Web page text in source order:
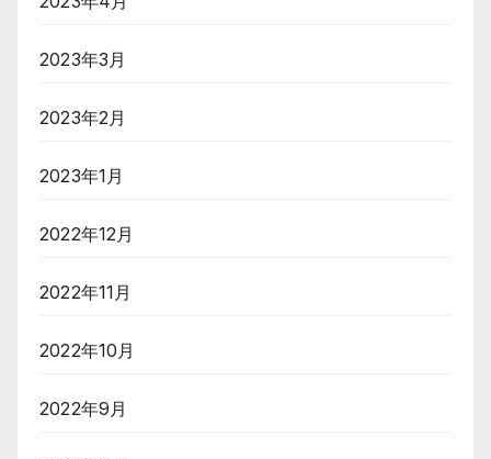
2023年3月
2023年2月
2023年1月
2022年12月
2022年11月
2022年10月
2022年9月